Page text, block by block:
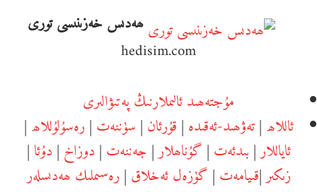
ھەدىس خەزىنىسى تورى
hedisim.com
مۇجتەھىد ئالىملارنىڭ پەتىۋالىرى
ئاللاھ|تەۋھىد-ئەقىدە|قۇرئان|سۈننەت|رەسۇلۇللاھ|
ئاياللار|بىدئەت|گۇناھلار|جەننەت|دوزاخ|دۇئا|
زىكىر|قىيامەت|گۈزەل ئەخلاق|رەسىملىك ھەدىسلەر